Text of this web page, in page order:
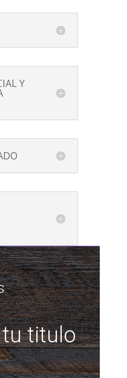
Y
titulo